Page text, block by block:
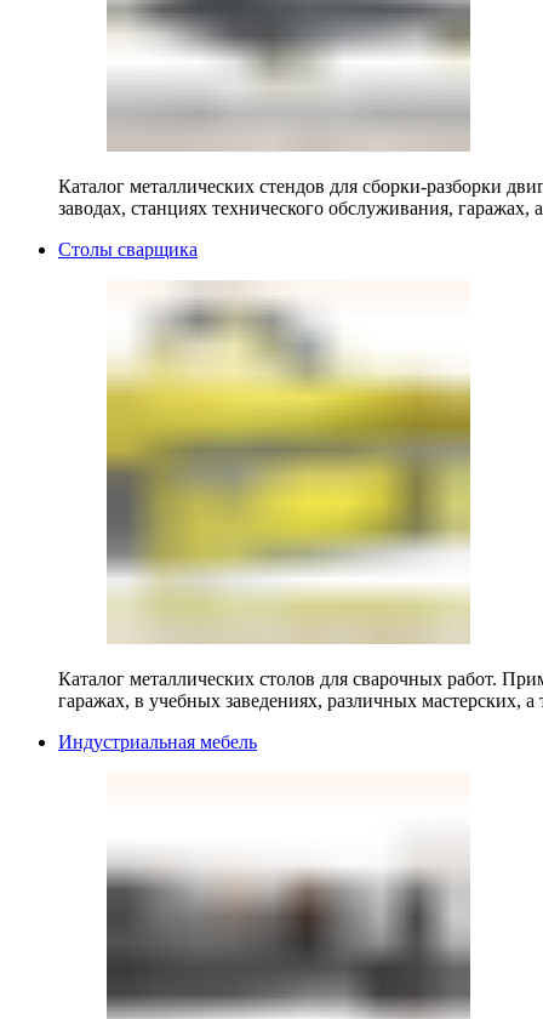
Каталог металлических стендов для сборки-разборки
заводах, станциях технического обслуживания, гаражах,
Столы сварщика
Каталог металлических столов для сварочных работ.
гаражах, в учебных заведениях, различных мастерских, а
Индустриальная мебель